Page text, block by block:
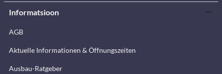
Informatsioon
AGB
Aktuelle Informationen & Öffnungszeiten
Ausbau-Ratgeber